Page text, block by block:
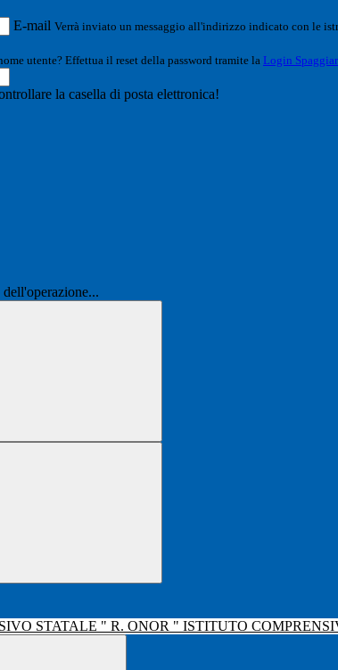
E-mail Verrà inviato un messaggio all'indirizzo indicato con le
utente? Effettua il reset della password tramite la Login
la casella di posta elettronica!
ISTITUTO